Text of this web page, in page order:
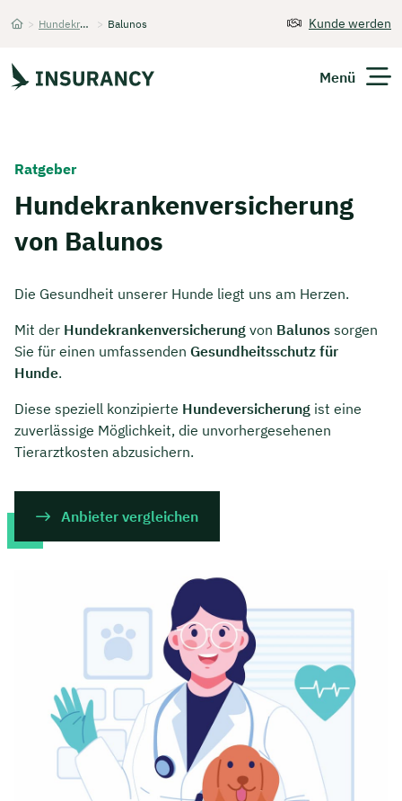
> Hundekrankenversicherung > Balunos Kunde werden
Menü
Finanzen
Über Uns
Ratgeber
Hundekrankenversicherung
von Balunos
Die Gesundheit unserer Hunde liegt uns am Herzen.
Mit der Hundekrankenversicherung von Balunos sorgen
Sie für einen umfassenden Gesundheitsschutz für
Hunde.
Diese speziell konzipierte Hundeversicherung ist eine
zuverlässige Möglichkeit, die unvorhergesehenen
Tierarztkosten abzusichern.
Anbieter vergleichen